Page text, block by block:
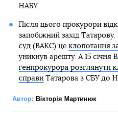
НАБУ.
Після цього прокурори
запобіжний захід
суд (ВАКС) це клопотання
уникнув арешту. А 15 січня
генпрокурора розглянути
справиТатарова з СБУ до
Автор: Вікторія Мартинюк